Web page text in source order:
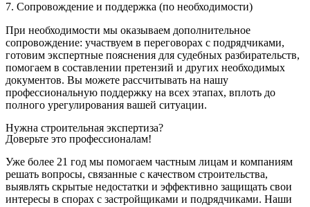
7. Сопровождение и поддержка (по необходимости)
При необходимости мы оказываем дополнительное
сопровождение: участвуем в переговорах с подрядчиками,
готовим экспертные пояснения для судебных разбирательств,
помогаем в составлении претензий и других необходимых
документов. Вы можете рассчитывать на нашу
профессиональную поддержку на всех этапах, вплоть до
полного урегулирования вашей ситуации.
Нужна строительная экспертиза?
Доверьте это профессионалам!
Уже более 21 год мы помогаем частным лицам и компаниям
решать вопросы, связанные с качеством строительства,
выявлять скрытые недостатки и эффективно защищать свои
интересы в спорах с застройщиками и подрядчиками. Наши